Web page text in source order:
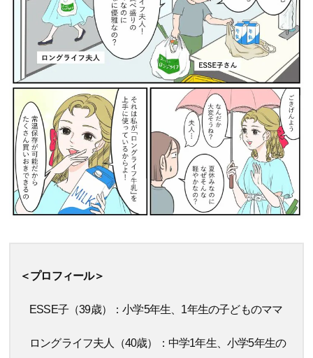
＜プロフィール＞
ESSE子（39歳）：小学5年生、1年生の子どものママ
ロングライフ夫人（40歳）：中学1年生、小学5年生の